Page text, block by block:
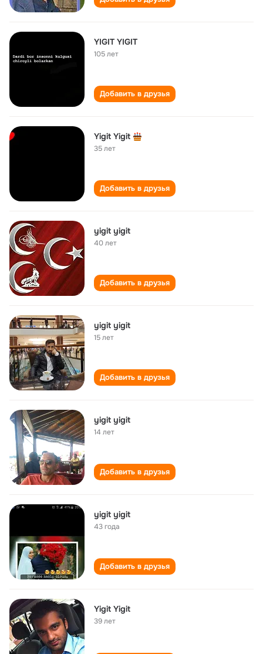
YIGIT YIGIT
105 лет
Добавить в друзья
Yigit Yigit
35 лет
Добавить в друзья
yigit yigit
40 лет
Добавить в друзья
yigit yigit
15 лет
Добавить в друзья
yigit yigit
14 лет
Добавить в друзья
yigit yigit
43 года
Добавить в друзья
Yigit Yigit
39 лет